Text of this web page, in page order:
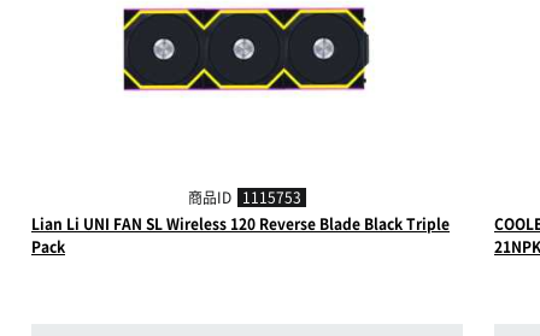
商品ID 1115753
Lian Li UNI FAN SL Wireless 120 Reverse Blade Black Triple
Pack